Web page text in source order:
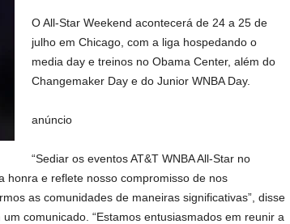
O All-Star Weekend acontecerá de 24 a 25 de
julho em Chicago, com a liga hospedando o
media day e treinos no Obama Center, além do
Changemaker Day e do Junior WNBA Day.
anúncio
“Sediar os eventos AT&T WNBA All-Star no
honra e reflete nosso compromisso de nos
as comunidades de maneiras significativas”, disse
comunicado. “Estamos entusiasmados em reunir a